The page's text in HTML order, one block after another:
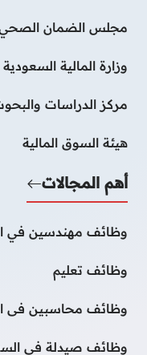
مجلس الضمان
وزارة المالية السعودية
مركز الدراسات
هيئة السوق المالية
أهم المجالات
وظائف مهندسين في
وظائف تعليم
وظائف محاسبين فى
وظائف صيدلة فى